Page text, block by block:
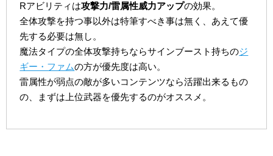
Rアビリティは攻撃力/雷属性威力アップの効果。
全体攻撃を持つ事以外は特筆すべき事は無く、あえて優
先する必要は無し。
魔法タイプの全体攻撃持ちならサインブースト持ちのジ
ギー・ファムの方が優先度は高い。
雷属性が弱点の敵が多いコンテンツなら活躍出来るもの
の、まずは上位武器を優先するのがオススメ。